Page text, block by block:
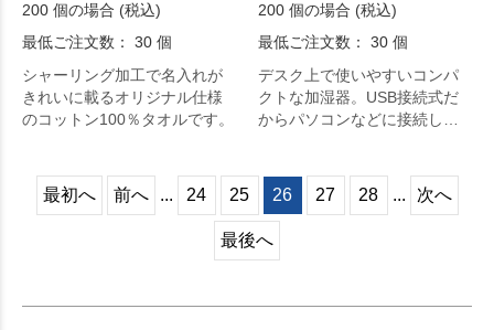
200 個の場合 (税込)
最低ご注文数： 30 個
シャーリング加工で名入れが
きれいに載るオリジナル仕様
のコットン100％タオルです。
200 個の場合 (税込)
最低ご注文数： 30 個
デスク上で使いやすいコンパ
クトな加湿器。USB接続式だ
からパソコンなどに接続して
最初へ 前へ ... 24 25 26 27 28 ... 次へ
最後へ